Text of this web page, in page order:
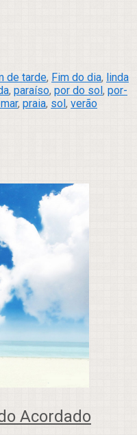
de tarde, Fim do dia, linda
, paraíso, por do sol, por-
, praia, sol, verão
Acordado